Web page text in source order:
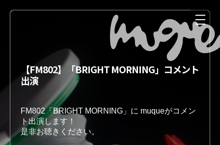
【FM802】「BRIGHT MORNING」コメント
出演
FM802「BRIGHT MORNING」に muqueがコメン
ト出演します！
是非お聴きください。